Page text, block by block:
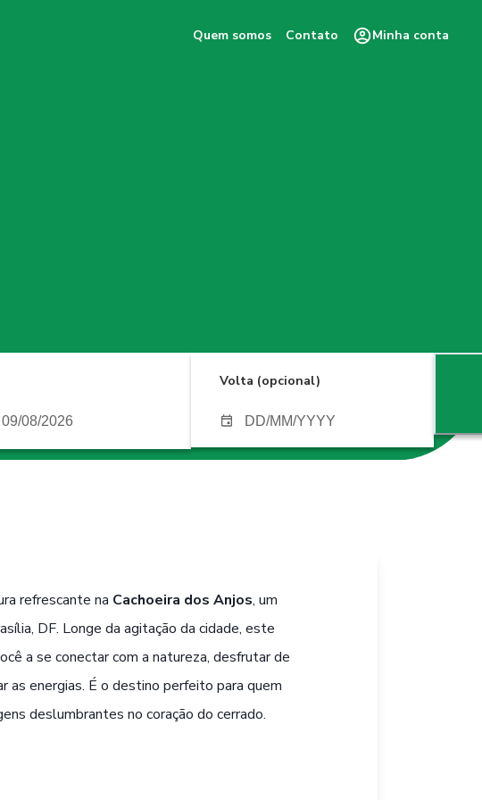
Quem somos Contato Minha conta
Volta (opcional)
refrescante na Cachoeira dos Anjos, um
DF. Longe da agitação da cidade, este
a se conectar com a natureza, desfrutar de
as energias. É o destino perfeito para quem
deslumbrantes no coração do cerrado.